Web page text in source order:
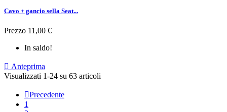
Cavo + gancio sella Seat...
Prezzo 11,00 €
In saldo!
 Anteprima
Visualizzati 1-24 su 63 articoli
Precedente
1